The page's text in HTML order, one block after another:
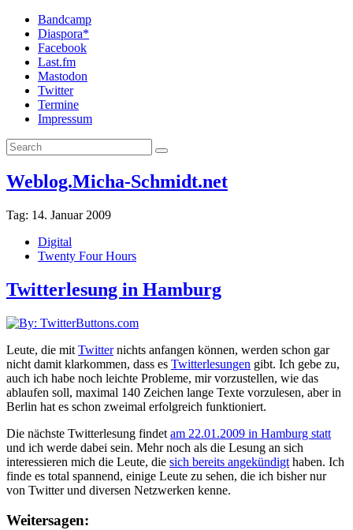
Bandcamp
Diaspora*
Facebook
Last.fm
Mastodon
Twitter
Termine
Impressum
Weblog.Micha-Schmidt.net
Tag: 14. Januar 2009
Digital
Twenty Four Hours
Twitterlesung in Hamburg
Leute, die mit Twitternichts anfangen können, werden schon gar
nicht damit klarkommen, dass es Twitterlesungen gibt. Ich gebe zu,
auch ich habe noch leichte Probleme, mir vorzustellen, wie das
ablaufen soll, maximal 140 Zeichen lange Texte vorzulesen, aber in
Berlin hat es schon zweimal erfolgreich funktioniert.
Die nächste Twitterlesung findet am 22.01.2009 in Hamburg statt
und ich werde dabei sein. Mehr noch als die Lesung an sich
interessieren mich die Leute, die sich bereits angekündigt haben. Ich
finde es total spannend, einige Leute zu sehen, die ich bisher nur
von Twitter und diversen Netzwerken kenne.
Weitersagen: